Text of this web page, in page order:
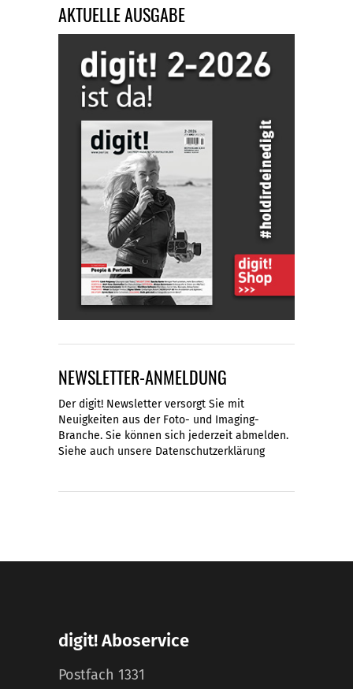
AKTUELLE AUSGABE
NEWSLETTER-ANMELDUNG
Der digit! Newsletter versorgt Sie mit
Neuigkeiten aus der Foto- und Imaging-
Branche. Sie können sich jederzeit abmelden.
Siehe auch unsere Datenschutzerklärung
digit! Aboservice
Postfach 1331